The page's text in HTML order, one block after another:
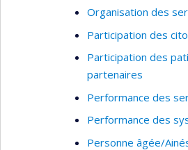
Organisation des
Participation des
Participation des
partenaires
Performance des
Performance des
Personne âgée/